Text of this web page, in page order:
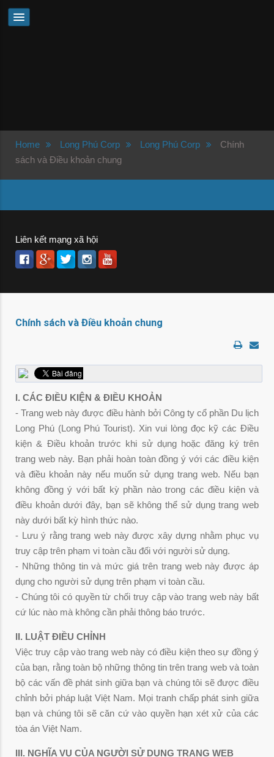
Home Long Phú Corp Long Phú Corp
Chính
sách và Điều khoản chung
Liên kết mạng xã hội
Chính sách và Điều khoản chung
I. CÁC ĐIỀU KIỆN & ĐIỀU KHOẢN
- Trang web này được điều hành bởi Công ty cổ phần Du lịch
Long Phú (Long Phú Tourist). Xin vui lòng đọc kỹ các Điều
kiện & Điều khoản trước khi sử dụng hoặc đăng ký trên
trang web này. Bạn phải hoàn toàn đồng ý với các điều kiện
và điều khoản này nếu muốn sử dụng trang web. Nếu bạn
không đồng ý với bất kỳ phần nào trong các điều kiện và
điều khoản dưới đây, bạn sẽ không thể sử dụng trang web
này dưới bất kỳ hình thức nào.
- Lưu ý rằng trang web này được xây dựng nhằm phục vụ
truy cập trên phạm vi toàn cầu đối với người sử dụng.
- Những thông tin và mức giá trên trang web này được áp
dụng cho người sử dụng trên phạm vi toàn cầu.
- Chúng tôi có quyền từ chối truy cập vào trang web này bất
cứ lúc nào mà không cần phải thông báo trước.
II. LUẬT ĐIỀU CHỈNH
Việc truy cập vào trang web này có điều kiện theo sự đồng ý
của bạn, rằng toàn bộ những thông tin trên trang web và toàn
bộ các vấn đề phát sinh giữa bạn và chúng tôi sẽ được điều
chỉnh bởi pháp luật Việt Nam. Mọi tranh chấp phát sinh giữa
bạn và chúng tôi sẽ căn cứ vào quyền hạn xét xử của các
tòa án Việt Nam.
III. NGHĨA VỤ CỦA NGƯỜI SỬ DỤNG TRANG WEB